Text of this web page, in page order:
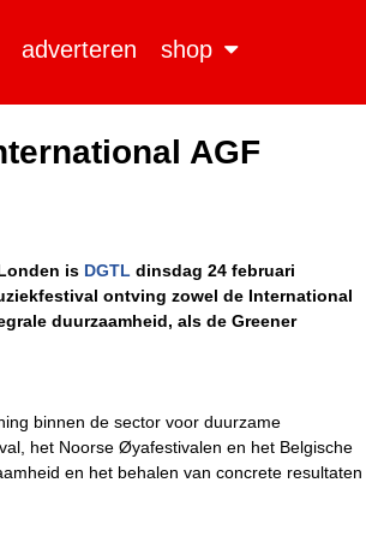
adverteren shop
AGF
is DGTL dinsdag 24 februari
ontving zowel de International
duurzaamheid, als de Greener
binnen de sector voor duurzame
het Noorse Øyafestivalen en het Belgische
en het behalen van concrete resultaten